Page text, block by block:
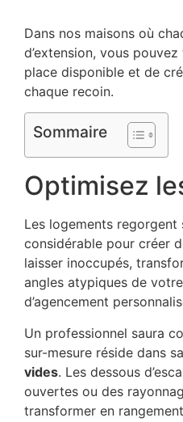
Dans nos maisons où
d’extension, vous
place disponible et de
chaque recoin.
Sommaire
Optimisez
Les logements regorgent
considérable pour créer
laisser inoccupés,
angles atypiques de
d’agencement
Un professionnel saura
sur-mesure réside dans
vides. Les dessous
ouvertes ou des
transformer en